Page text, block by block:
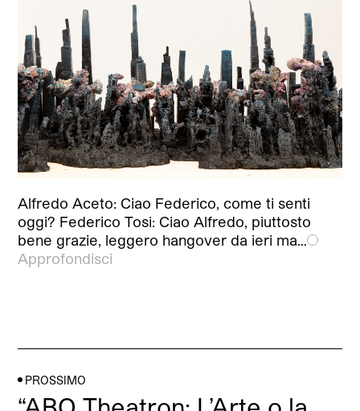
Alfredo Aceto: Ciao Federico, come ti senti
oggi? Federico Tosi: Ciao Alfredo, piuttosto
bene grazie, leggero hangover da ieri ma…
Approfondisci
PROSSIMO